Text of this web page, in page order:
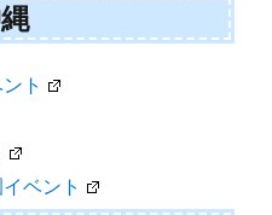
ト
ベント